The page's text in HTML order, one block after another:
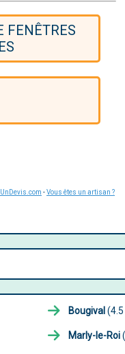
FENÊTRES
-Vous êtes un artisan ?
Bougival
Marly-le-Roi